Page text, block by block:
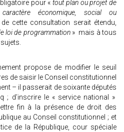
pour « tout plan ou projet de
économique, social ou
cette consultation serait étendu,
loi de programmation» mais à tous
propose de modifier le seuil
de saisir le Conseil constitutionnel
– il passerait de soixante députés
; d’inscrire le « service national »
fin à la présence de droit des
au Conseil constitutionnel ; et
de la République, cour spéciale